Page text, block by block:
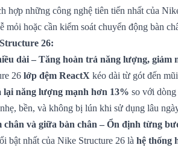
hợp những công nghệ tiên tiến nhất của
mỏi hoặc cần kiểm soát chuyển động bàn
26:
dài – Tăng hoàn trả năng lượng, giảm
26 lớp đệm ReactX kéo dài từ gót đến
lại năng lượng mạnh hơn 13% so với
bền, và không bị lún khi sử dụng lâu
chân và giữa bàn chân – Ổn định từng
bật nhất của Nike Structure 26 là hệ thống